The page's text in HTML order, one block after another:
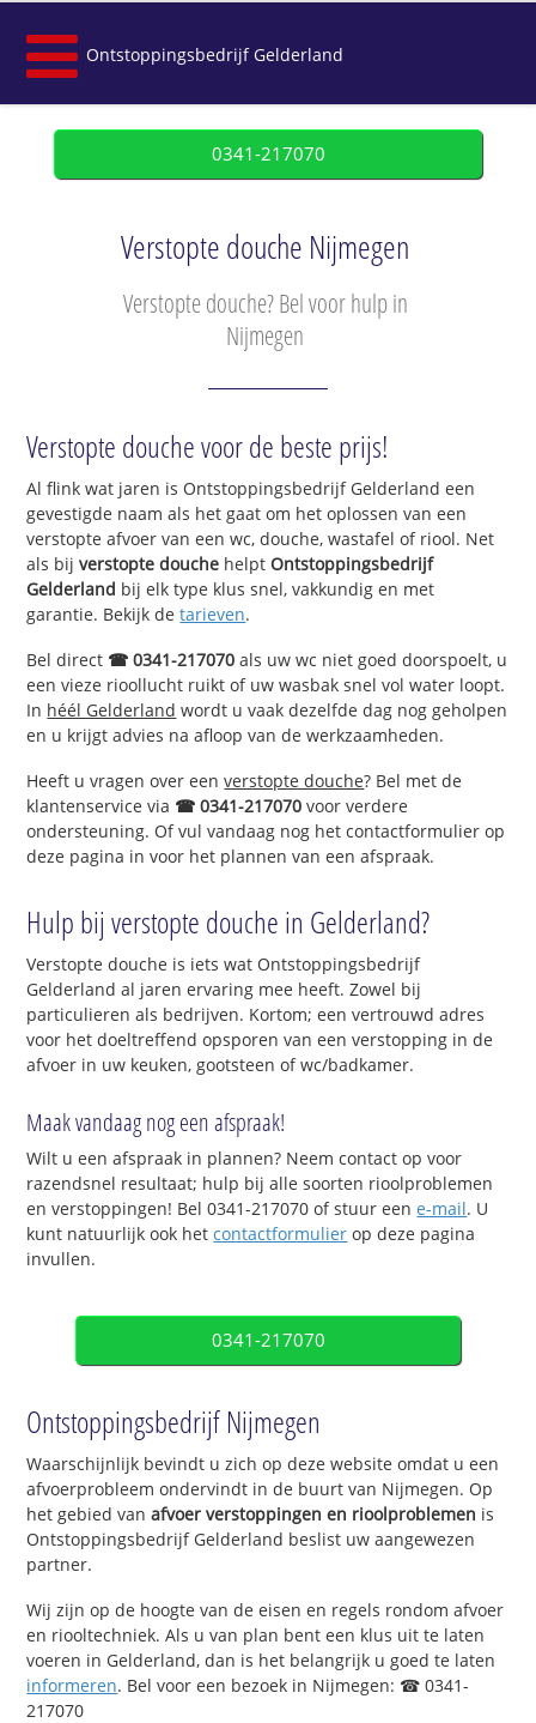
Ontstoppingsbedrijf Gelderland
0341-217070
Verstopte douche Nijmegen
Verstopte douche? Bel voor hulp in
Nijmegen
Verstopte douche voor de beste prijs!
Al flink wat jaren is Ontstoppingsbedrijf Gelderland een
gevestigde naam als het gaat om het oplossen van een
verstopte afvoer van een wc, douche, wastafel of riool. Net
als bijverstopte douche helptOntstoppingsbedrijf
Gelderland bij elk type klus snel, vakkundig en met
garantie. Bekijk detarieven.
Bel direct ☎ 0341-217070 als uw wc niet goed doorspoelt, u
een vieze rioollucht ruikt of uw wasbak snel vol water loopt.
In héél Gelderland wordt u vaak dezelfde dag nog geholpen
en u krijgt advies na afloop van de werkzaamheden.
Heeft u vragen over eenverstopte douche? Bel met de
klantenservice via ☎ 0341-217070 voor verdere
ondersteuning. Of vul vandaag nog het contactformulier op
deze pagina in voor het plannen van een afspraak.
Hulp bij verstopte douche in Gelderland?
Verstopte douche is iets wat Ontstoppingsbedrijf
Gelderland al jaren ervaring mee heeft. Zowel bij
particulieren als bedrijven. Kortom; een vertrouwd adres
voor het doeltreffend opsporen van een verstopping in de
afvoer in uw keuken, gootsteen of wc/badkamer.
Maak vandaag nog een afspraak!
Wilt u een afspraak in plannen? Neem contact op voor
razendsnel resultaat; hulp bij alle soorten rioolproblemen
en verstoppingen! Bel 0341-217070 of stuur eene-mail. U
kunt natuurlijk ook hetcontactformulier op deze pagina
invullen.
0341-217070
Ontstoppingsbedrijf Nijmegen
Waarschijnlijk bevindt u zich op deze website omdat u een
afvoerprobleem ondervindt in de buurt van Nijmegen. Op
het gebied vanafvoer verstoppingen en rioolproblemen is
Ontstoppingsbedrijf Gelderland beslist uw aangewezen
partner.
Wij zijn op de hoogte van de eisen en regels rondom afvoer
en riooltechniek. Als u van plan bent een klus uit te laten
voeren in Gelderland, dan is het belangrijk u goed te laten
informeren. Bel voor een bezoek in Nijmegen: ☎ 0341-
217070